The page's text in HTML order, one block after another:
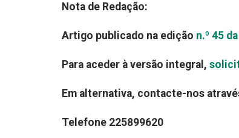
Nota de Redação:
Artigo publicado na edição n.º 45
Para aceder à versão integral,
Em alternativa, contacte-nos
Telefone 225899620